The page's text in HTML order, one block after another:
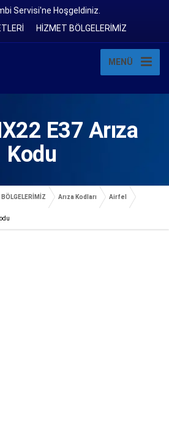
Servisi'ne Hoşgeldiniz.
HİZMET BÖLGELERİMİZ
MENÜ
E37 Arıza
Kodu
Arıza Kodları Airfel